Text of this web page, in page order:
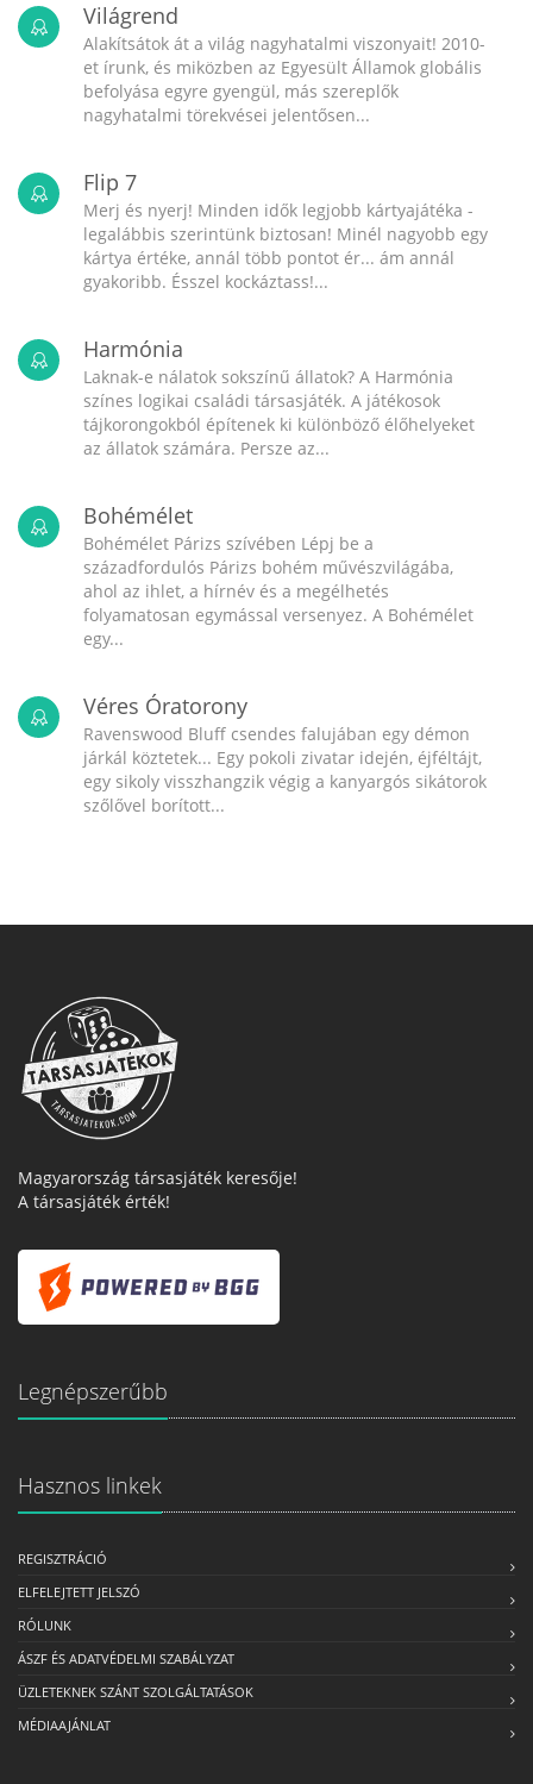
Világrend
Alakítsátok át a világ nagyhatalmi viszonyait! 2010-
et írunk, és miközben az Egyesült Államok globális
befolyása egyre gyengül, más szereplők
nagyhatalmi törekvései jelentősen...
Flip 7
Merj és nyerj! Minden idők legjobb kártyajátéka -
legalábbis szerintünk biztosan! Minél nagyobb egy
kártya értéke, annál több pontot ér... ám annál
gyakoribb. Ésszel kockáztass!...
Harmónia
Laknak-e nálatok sokszínű állatok? A Harmónia
színes logikai családi társasjáték. A játékosok
tájkorongokból építenek ki különböző élőhelyeket
az állatok számára. Persze az...
Bohémélet
Bohémélet Párizs szívében Lépj be a
századfordulós Párizs bohém művészvilágába,
ahol az ihlet, a hírnév és a megélhetés
folyamatosan egymással versenyez. A Bohémélet
egy...
Véres Óratorony
Ravenswood Bluff csendes falujában egy démon
járkál köztetek... Egy pokoli zivatar idején, éjféltájt,
egy sikoly visszhangzik végig a kanyargós sikátorok
szőlővel borított...
Magyarország társasjáték keresője!
A társasjáték érték!
Legnépszerűbb
Hasznos linkek
REGISZTRÁCIÓ
ELFELEJTETT JELSZÓ
RÓLUNK
ÁSZF ÉS ADATVÉDELMI SZABÁLYZAT
ÜZLETEKNEK SZÁNT SZOLGÁLTATÁSOK
MÉDIAAJÁNLAT